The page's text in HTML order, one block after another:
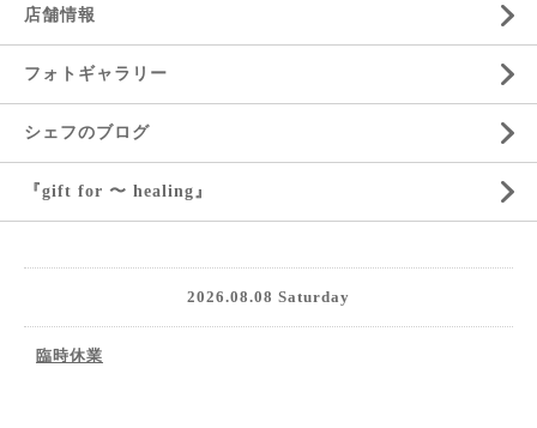
店舗情報
フォトギャラリー
シェフのブログ
『gift for 〜 healing』
2026.08.08 Saturday
臨時休業